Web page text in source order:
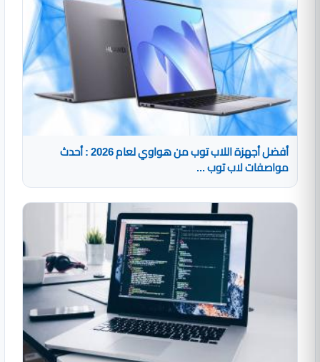
أفضل أجهزة اللاب توب من هواوي لعام 2026 : أحدث
مواصفات لاب توب ...